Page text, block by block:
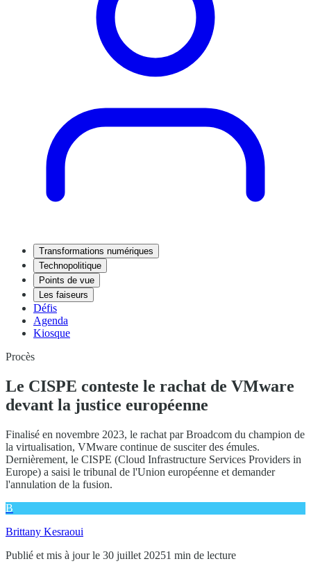
Transformations numériques
Technopolitique
Points de vue
Les faiseurs
Défis
Agenda
Kiosque
Procès
Le CISPE conteste le rachat de VMware
devant la justice européenne
Finalisé en novembre 2023, le rachat par Broadcom du champion de
la virtualisation, VMware continue de susciter des émules.
Dernièrement, le CISPE (Cloud Infrastructure Services Providers in
Europe) a saisi le tribunal de l'Union européenne et demander
l'annulation de la fusion.
B
Brittany Kesraoui
Publié et mis à jour le 30 juillet 20251 min de lecture